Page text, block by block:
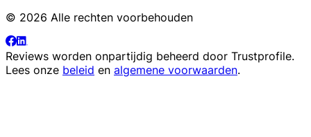
© 2026 Alle rechten voorbehouden
Reviews worden onpartijdig beheerd door Trustprofile.
Lees onze beleid en algemene voorwaarden.